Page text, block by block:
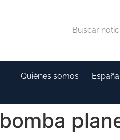
Quiénes somos España
bomba